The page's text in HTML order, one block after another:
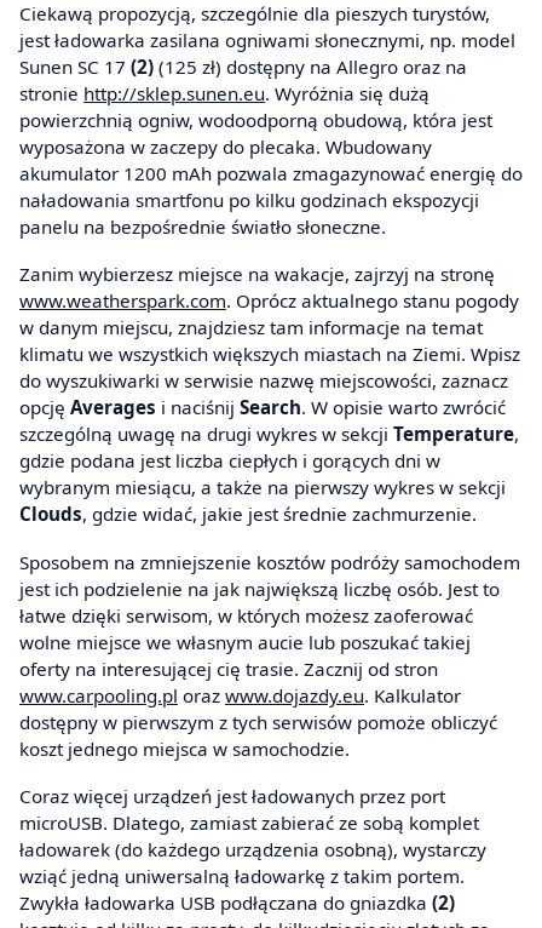
Ciekawą propozycją, szczególnie dla pieszych turystów,
jest ładowarka zasilana ogniwami słonecznymi, np. model
Sunen SC 17 (2) (125 zł) dostępny na Allegro oraz na
stronie http://sklep.sunen.eu. Wyróżnia się dużą
powierzchnią ogniw, wodoodporną obudową, która jest
wyposażona w zaczepy do plecaka. Wbudowany
akumulator 1200 mAh pozwala zmagazynować energię do
naładowania smartfonu po kilku godzinach ekspozycji
panelu na bezpośrednie światło słoneczne.
Zanim wybierzesz miejsce na wakacje, zajrzyj na stronę
www.weatherspark.com. Oprócz aktualnego stanu pogody
w danym miejscu, znajdziesz tam informacje na temat
klimatu we wszystkich większych miastach na Ziemi. Wpisz
do wyszukiwarki w serwisie nazwę miejscowości, zaznacz
opcję Averages i naciśnij Search. W opisie warto zwrócić
szczególną uwagę na drugi wykres w sekcji Temperature,
gdzie podana jest liczba ciepłych i gorących dni w
wybranym miesiącu, a także na pierwszy wykres w sekcji
Clouds, gdzie widać, jakie jest średnie zachmurzenie.
Sposobem na zmniejszenie kosztów podróży samochodem
jest ich podzielenie na jak największą liczbę osób. Jest to
łatwe dzięki serwisom, w których możesz zaoferować
wolne miejsce we własnym aucie lub poszukać takiej
oferty na interesującej cię trasie. Zacznij od stron
www.carpooling.pl oraz www.dojazdy.eu. Kalkulator
dostępny w pierwszym z tych serwisów pomoże obliczyć
koszt jednego miejsca w samochodzie.
Coraz więcej urządzeń jest ładowanych przez port
microUSB. Dlatego, zamiast zabierać ze sobą komplet
ładowarek (do każdego urządzenia osobną), wystarczy
wziąć jedną uniwersalną ładowarkę z takim portem.
Zwykła ładowarka USB podłączana do gniazdka (2)